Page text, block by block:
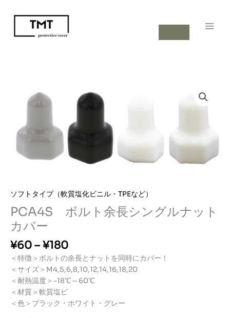
ソフトタイプ（軟質塩化ビニル・TPEなど）
PCA4S ボルト余長シングルナット
カバー
¥60–¥180価
格
帯:
¥6
–
＜特徴＞ボルトの余長とナットを同時にカバー！
＜サイズ＞M4,5,6,8,10,12,14,16,18,20
＜耐熱温度＞-18℃～60℃
＜材質＞軟質塩ビ
＜色＞ブラック・ホワイト・グレー